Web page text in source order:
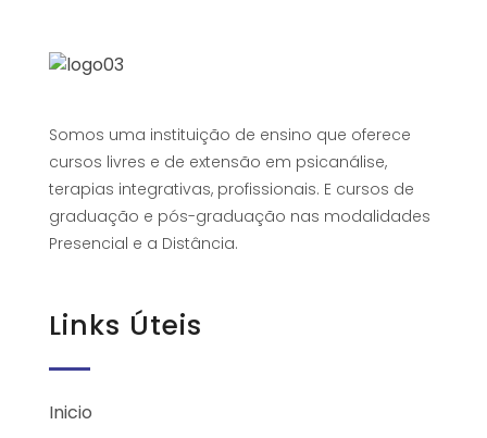
Somos uma instituição de ensino que oferece
cursos livres e de extensão em psicanálise,
terapias integrativas, profissionais. E cursos de
graduação e pós-graduação nas modalidades
Presencial e a Distância.
Links Úteis
Inicio